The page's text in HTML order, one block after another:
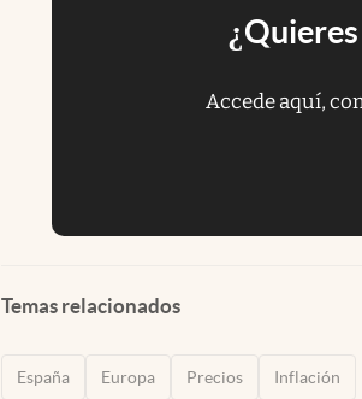
Accede aquí,
Temas relacionados
España Europa Precios Inflación